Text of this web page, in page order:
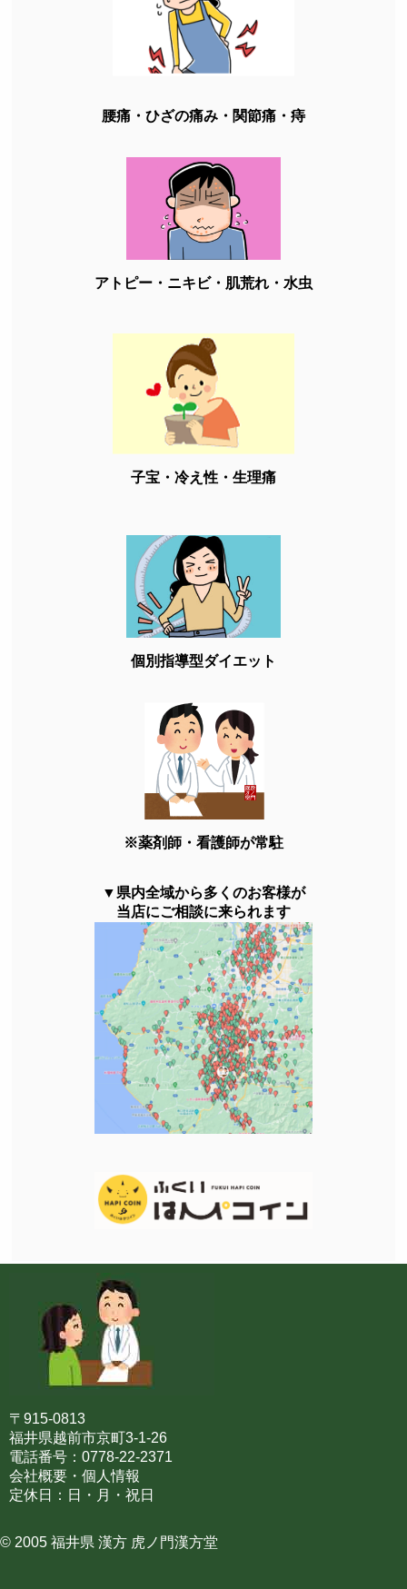
腰痛・ひざの痛み・関節痛・痔
アトピー・ニキビ・肌荒れ・水虫
子宝・冷え性・生理痛
個別指導型ダイエット
※薬剤師・看護師が常駐
▼県内全域から多くのお客様が
当店にご相談に来られます
〒915-0813
福井県越前市京町3-1-26
電話番号：0778-22-2371
会社概要・個人情報
定休日：日・月・祝日
© 2005 福井県 漢方 虎ノ門漢方堂